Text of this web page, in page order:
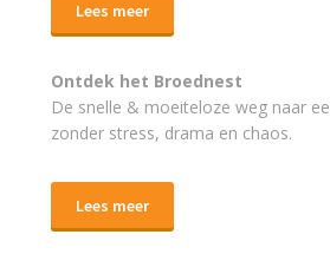
Lees meer
Ontdek het Broednest
De snelle & moeiteloze weg naar
zonder stress, drama en chaos.
Lees meer